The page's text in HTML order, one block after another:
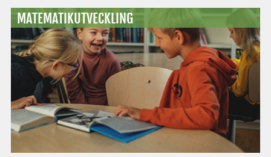
MATEMATIKUTVECKLING